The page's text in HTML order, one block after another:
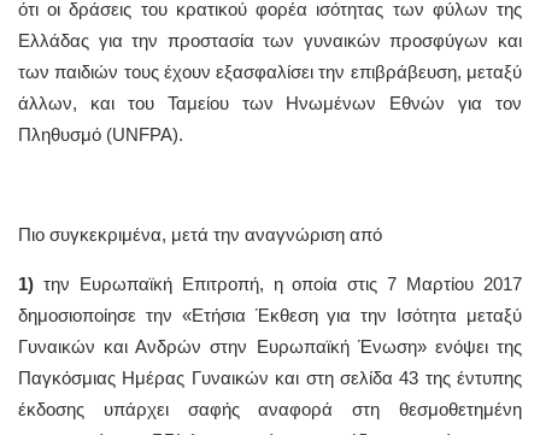
ότι οι δράσεις του κρατικού φορέα ισότητας των φύλων της
Ελλάδας για την προστασία των γυναικών προσφύγων και
των παιδιών τους έχουν εξασφαλίσει την επιβράβευση, μεταξύ
άλλων, και του Ταμείου των Ηνωμένων Εθνών για τον
Πληθυσμό (UNFPA).
Πιο συγκεκριμένα, μετά την αναγνώριση από
1) την Ευρωπαϊκή Επιτροπή, η οποία στις 7 Μαρτίου 2017
δημοσιοποίησε την «Ετήσια Έκθεση για την Ισότητα μεταξύ
Γυναικών και Ανδρών στην Ευρωπαϊκή Ένωση» ενόψει της
Παγκόσμιας Ημέρας Γυναικών και στη σελίδα 43 της έντυπης
έκδοσης υπάρχει σαφής αναφορά στη θεσμοθετημένη